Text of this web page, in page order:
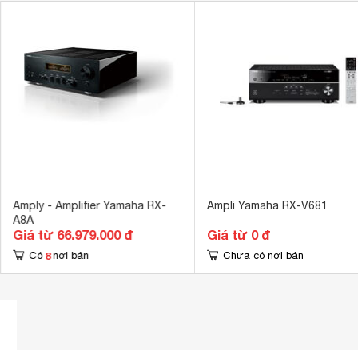
Amply - Amplifier Yamaha RX-
A8A
Giá từ 66.979.000 đ
Có 8 nơi bán
Ampli Yamaha RX-V681
Giá từ 0 đ
Chưa có nơi bán